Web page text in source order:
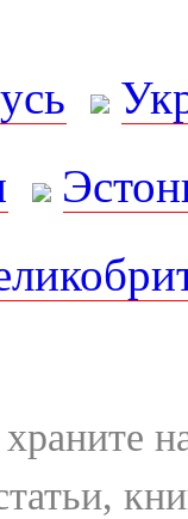
храните